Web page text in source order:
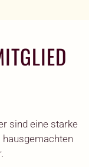
sind eine starke